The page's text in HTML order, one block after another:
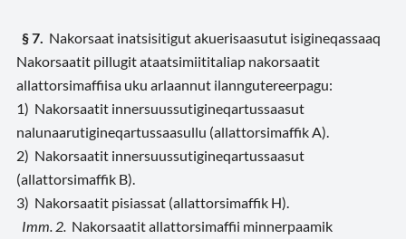
§ 7. Nakorsaat inatsisitigut akuerisaasutut isigineqassaaq
Nakorsaatit pillugit ataatsimiititaliap nakorsaatit
allattorsimaffiisa uku arlaannut ilanngutereerpagu:
1) Nakorsaatit innersuussutigineqartussaasut
nalunaarutigineqartussaasullu (allattorsimaffik A).
2) Nakorsaatit innersuussutigineqartussaasut
(allattorsimaffik B).
3) Nakorsaatit pisiassat (allattorsimaffik H).
Imm. 2. Nakorsaatit allattorsimaffii minnerpaamik